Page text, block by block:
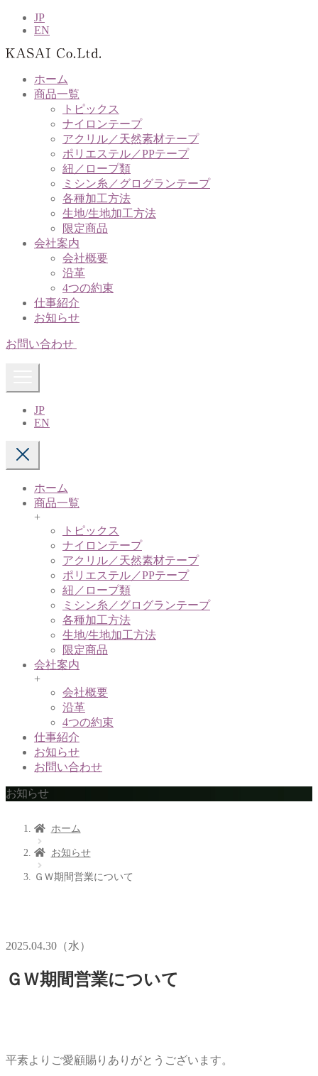
JP
EN
ホーム
商品一覧
トピックス
ナイロンテープ
アクリル／天然素材テープ
ポリエステル／PPテープ
紐／ロープ類
ミシン糸／グログランテープ
各種加工方法
生地/生地加工方法
限定商品
会社案内
会社概要
沿革
4つの約束
仕事紹介
お知らせ
お問い合わせ
JP
EN
ホーム
商品一覧
+
トピックス
ナイロンテープ
アクリル／天然素材テープ
ポリエステル／PPテープ
紐／ロープ類
ミシン糸／グログランテープ
各種加工方法
生地/生地加工方法
限定商品
会社案内
+
会社概要
沿革
4つの約束
仕事紹介
お知らせ
お問い合わせ
お知らせ
ホーム
お知らせ
ＧＷ期間営業について
2025.04.30（水）
ＧＷ期間営業について
平素よりご愛顧賜りありがとうございます。